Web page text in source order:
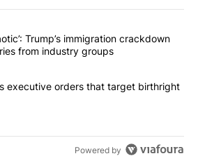
the most commented articles in the last
"‘It’s been chaotic’: Trump’s
Trump’s immigration crackdown
from industry groups
"Trump signs executive orders that
executive orders that target birthright
Powered by